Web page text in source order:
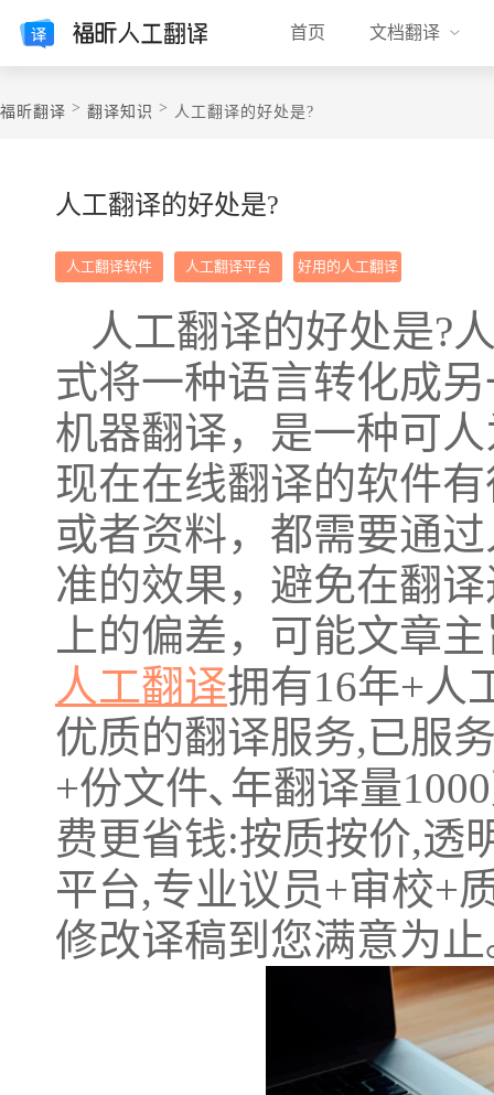
首页 文档翻译
福昕翻译 > 翻译知识 > 人工翻译的好处是?
人工翻译的好处是?
人工翻译软件 人工翻译平台 好用的人工翻译
人工翻译的好处是?
式将一种语言转化成
机器翻译，是一种可
现在在线翻译的软件
或者资料，都需要通
准的效果，避免在翻
上的偏差，可能文章
人工翻译拥有16年+人
优质的翻译服务,已服
+份文件､年翻译量
费更省钱:按质按价,透
平台,专业议员+审校+
修改译稿到您满意为止